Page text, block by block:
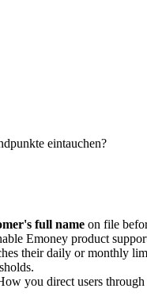
eintauchen?
full name on file
Emoney product
their daily or monthly
you direct users